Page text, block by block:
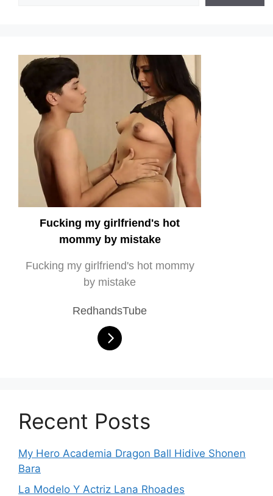
Fucking my girlfriend's hot
mommy by mistake
Fucking my girlfriend's hot mommy
by mistake
RedhandsTube
Recent Posts
My Hero Academia Dragon Ball Hidive Shonen
Bara
La Modelo Y Actriz Lana Rhoades